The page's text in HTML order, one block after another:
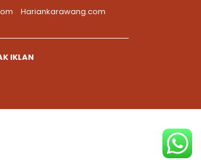
Hariankarawang.com
IKLAN